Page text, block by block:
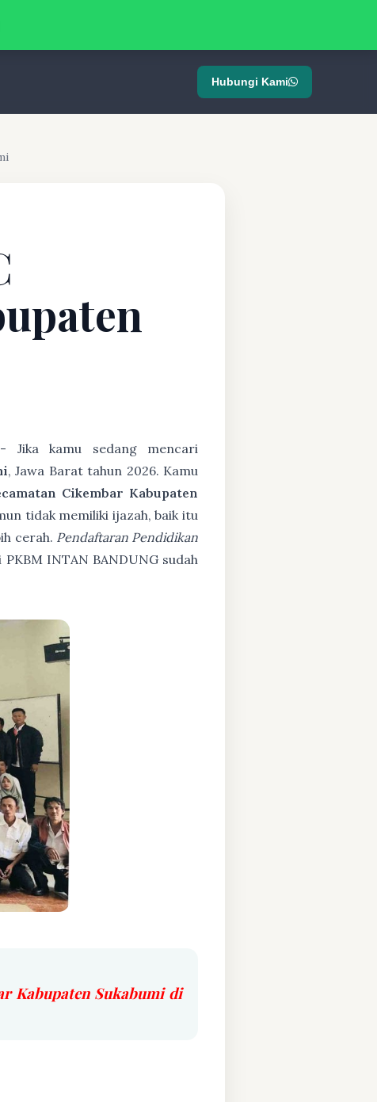
Hubungi Kami
Jika kamu sedang mencari
, Jawa Barat tahun 2026. Kamu
Cikembar Kabupaten
tidak memiliki ijazah, baik itu
cerah. Pendaftaran Pendidikan
INTAN BANDUNG sudah
Kabupaten Sukabumi di